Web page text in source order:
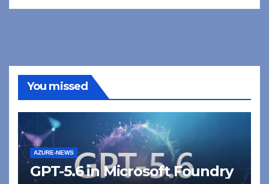
You missed
AZURE-NEWS
GPT-5.6 in Microsoft Foundry